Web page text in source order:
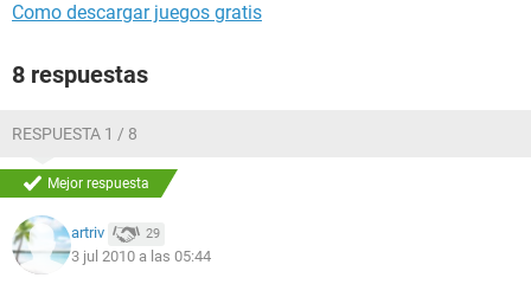
Como descargar juegos gratis
8 respuestas
RESPUESTA 1 / 8
Mejor respuesta
artriv 29
3 jul 2010 a las 05:44